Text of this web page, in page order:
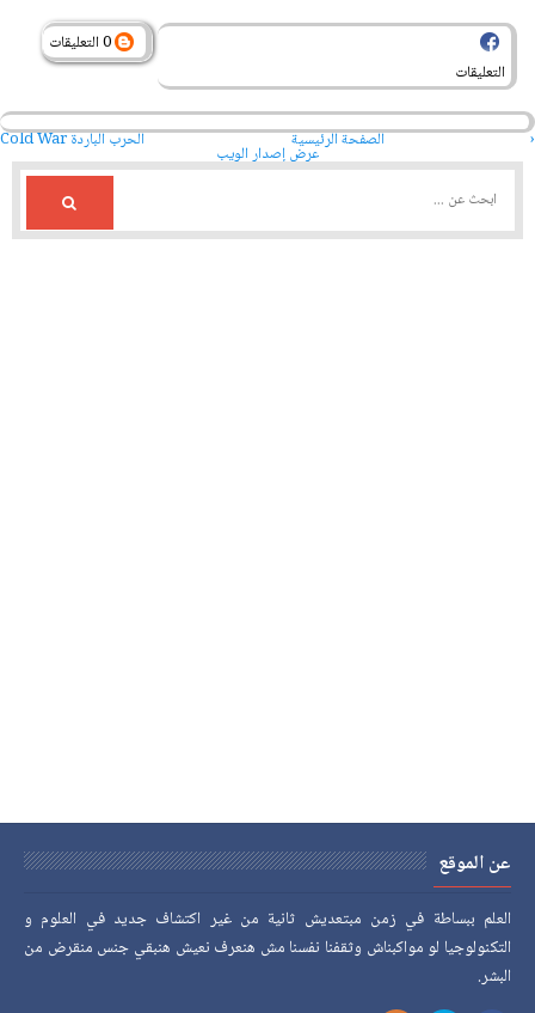
التعليقات
‹ الحرب الباردة Cold War الصفحة الرئيسية
عرض إصدار الويب
عن الموقع
العلم ببساطة في زمن مبتعديش ثانية من غير اكتشاف جديد في العلوم و
التكنولوجيا لو مواكبناش وثقفنا نفسنا مش هنعرف نعيش هنبقي جنس منقرض من
البشر.